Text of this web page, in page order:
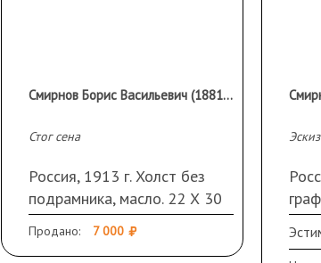
Смирнов Борис Васильевич (1881-1954)
Стог сена
Россия, 1913 г. Холст без
подрамника, масло. 22 Х 30
см. Кракелюр, небольшие
осыпи, загрязнения.
Продано: 7 000
32